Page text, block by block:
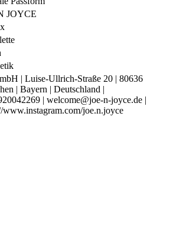
JOYCE
| Luise-Ullrich-Straße 20 | 80636
| Bayern | Deutschland |
| welcome@joe-n-joyce.de |
www.instagram.com/joe.n.joyce